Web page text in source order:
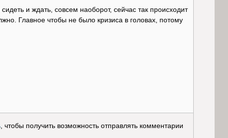
и ждать, совсем наоборот, сейчас так происходит
Главное чтобы не было кризиса в головах, потому
, чтобы получить возможность отправлять комментарии